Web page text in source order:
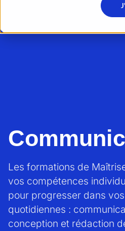
Les formations de
vos compétences
pour progresser dans
quotidiennes :
conception et rédaction